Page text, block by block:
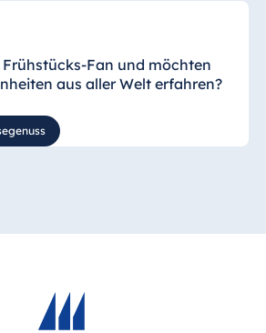
Fan und möchten
aus aller Welt erfahren?